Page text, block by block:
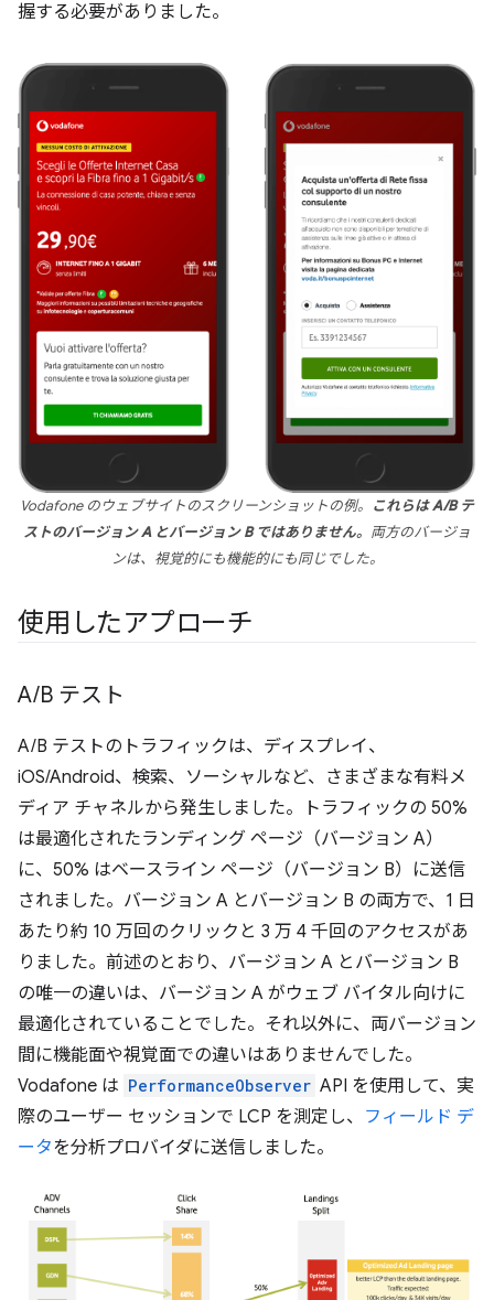
握する必要がありました。
Vodafone のウェブサイトのスクリーンショットの例。
これらは A/B テ
ストのバージョン A とバージョン B ではありません。 両方のバージョ
ンは、視覚的にも機能的にも同じでした。
使用したアプローチ
A/B テスト
A/B テストのトラフィックは、ディスプレイ、
iOS/Android、検索、ソーシャルなど、さまざまな有料メ
ディア チャネルから発生しました。トラフィックの 50%
は最適化されたランディング ページ（バージョン A）
に、50% はベースライン ページ（バージョン B）に送信
されました。バージョン A とバージョン B の両方で、1 日
あたり約 10 万回のクリックと 3 万 4 千回のアクセスがあ
りました。前述のとおり、バージョン A とバージョン B
の唯一の違いは、バージョン A がウェブ バイタル向けに
最適化されていることでした。それ以外に、両バージョン
間に機能面や視覚面での違いはありませんでした。
Vodafone は PerformanceObserver API を使用して、実
際のユーザー セッションで LCP を測定し、 フィールド デ
ータを分析プロバイダに送信しました。